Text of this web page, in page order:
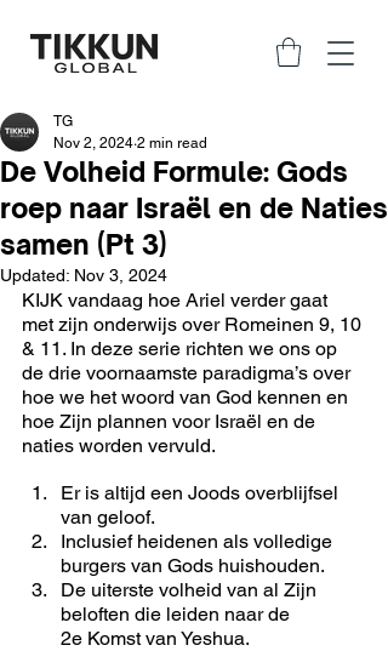
De Volheid Formule: Gods
roep naar Israël en de Naties
samen (Pt 3)
TG
Nov 2, 2024 2 min read
Updated: Nov 3, 2024
KIJK vandaag hoe Ariel verder gaat
met zijn onderwijs over Romeinen 9, 10
& 11. In deze serie richten we ons op
de drie voornaamste paradigma’s over
hoe we het woord van God kennen en
hoe Zijn plannen voor Israël en de
naties worden vervuld.
Er is altijd een Joods overblijfsel
van geloof.
Inclusief heidenen als volledige
burgers van Gods huishouden.
De uiterste volheid van al Zijn
beloften die leiden naar de
2e Komst van Yeshua.